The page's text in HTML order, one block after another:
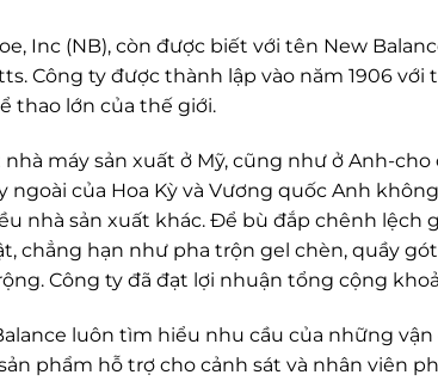
Inc (NB), còn được biết với tên New
Công ty được thành lập vào năm 1906
thao lớn của thế giới.
máy sản xuất ở Mỹ, cũng như ở Anh-
ngoài của Hoa Kỳ và Vương quốc Anh
nhà sản xuất khác. Để bù đắp chênh lệch
chẳng hạn như pha trộn gel chèn, quầy
Công ty đã đạt lợi nhuận tổng cộng
luôn tìm hiểu nhu cầu của những
phẩm hỗ trợ cho cảnh sát và nhân viên